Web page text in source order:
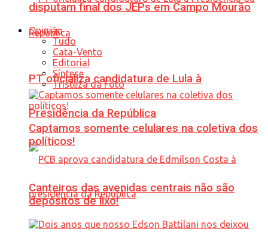
PT oficializa candidatura de Lula à
Presidência da República
disputam final dos JEPs em Campo Mourão
Opinião
Tudo
Cata-Vento
Editorial
Síntese
Tristeza da Foto
Captamos somente celulares na coletiva dos
políticos!
Canteiros das avenidas centrais não são
depósitos de lixo!